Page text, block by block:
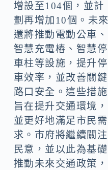
增設至104個，並計
劃再增加10個。未來
還將推動電動公車、
智慧充電樁、智慧停
車柱等設施，提升停
車效率，並改善關鍵
路口安全。這些措施
旨在提升交通環境，
並更好地滿足市民需
求。市府將繼續關注
民意，並以此為基礎
推動未來交通政策，